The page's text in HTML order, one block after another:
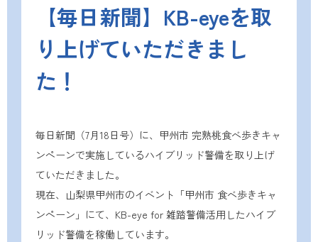
【毎日新聞】KB-eyeを取
り上げていただきまし
た！
毎日新聞（7月18日号）に、甲州市 完熟桃食べ歩きキャ
ンペーンで実施しているハイブリッド警備を取り上げ
ていただきました。
現在、山梨県甲州市のイベント「甲州市 食べ歩きキャ
ンペーン」にて、KB-eye for 雑踏警備活用したハイブ
リッド警備を稼働しています。